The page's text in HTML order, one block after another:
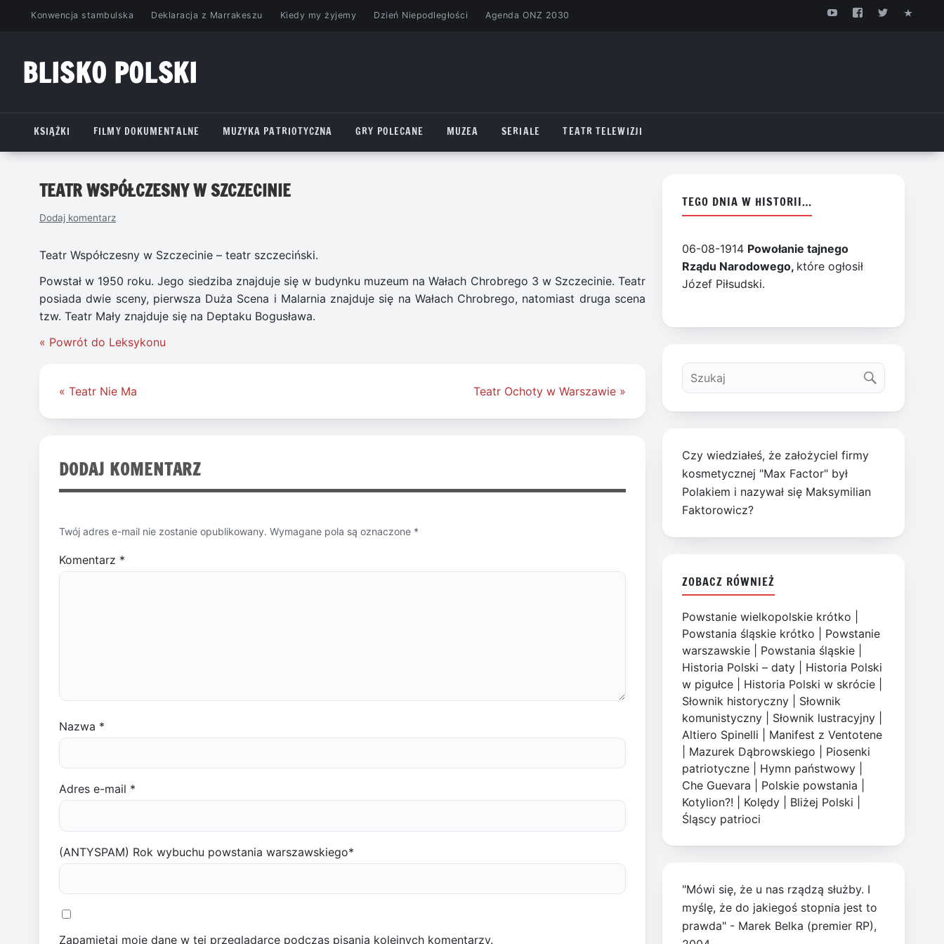
PrzejdźKonwencja stambulska Deklaracja z Marrakeszu Kiedy my żyjemy Dzień Niepodległości Agenda ONZ 2030
BLISKO POLSKI
KSIĄŻKI
FILMY DOKUMENTALNE MUZYKA PATRIOTYCZNA GRY POLECANE MUZEA SERIALE TEATR TELEWIZJI
TEATR WSPÓŁCZESNY W SZCZECINIE
Dodaj komentarz
Teatr Współczesny w Szczecinie – teatr szczeciński.
Powstał w 1950 roku. Jego siedziba znajduje się w budynku muzeum na Wałach Chrobrego 3 w Szczecinie. Teatr
posiada dwie sceny, pierwsza Duża Scena i Malarnia znajduje się na Wałach Chrobrego, natomiast druga scena
tzw. Teatr Mały znajduje się na Deptaku Bogusława.
« Powrót do Leksykonu
Nawigacja
« Teatr Nie Ma Teatr Ochoty w Warszawie »
DODAJ KOMENTARZ
Twój adres e-mail nie zostanie opublikowany. Wymagane pola są oznaczone *
Komentarz *
Nazwa *
Adres e-mail *
(ANTYSPAM) Rok wybuchu powstania warszawskiego*
Zapamiętaj moje dane w tej przeglądarce podczas pisania kolejnych komentarzy.
TEGO DNIA W HISTORII…
06-08-1914 Powołanie tajnego
Rządu Narodowego, które ogłosił
Józef Piłsudski.
Czy wiedziałeś, że założyciel firmy
kosmetycznej "Max Factor" był
Polakiem i nazywał się Maksymilian
Faktorowicz?
ZOBACZ RÓWNIEŻ
Powstanie wielkopolskie krótko
Powstania śląskie krótko
Powstanie
warszawskie
Powstania śląskie
Historia Polski – daty
Historia Polski
w pigułce
Historia Polski w skrócie
Słownik historyczny
Słownik
komunistyczny
Słownik lustracyjny
Altiero Spinelli
Manifest z Ventotene
Mazurek Dąbrowskiego
Piosenki
patriotyczne
Hymn państwowy
Che Guevara
Polskie powstania
Kotylion?!
Kolędy Bliżej Polski
Śląscy patrioci
"Mówi się, że u nas rządzą służby. I
myślę, że do jakiegoś stopnia jest to
prawda" - Marek Belka (premier RP),